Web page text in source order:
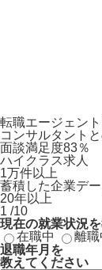
転職エージェン
コンサルタント
面談満足度83％
ハイクラス求人
1万件以上
蓄積した企業デ
20年以上
1 /10
現在の就業状況
在職中
離職
退職年月 を
教えてください